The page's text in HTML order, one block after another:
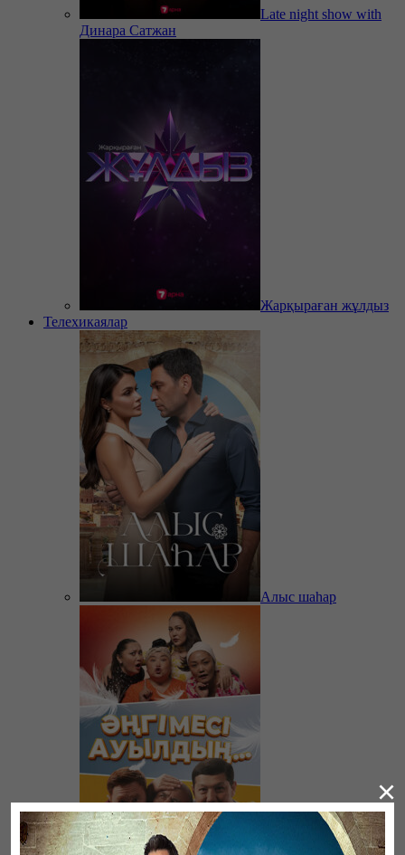
Late night show with
Динара Сатжан
Жарқыраған жұлдыз
Телехикаялар
Алыс шаһар
×